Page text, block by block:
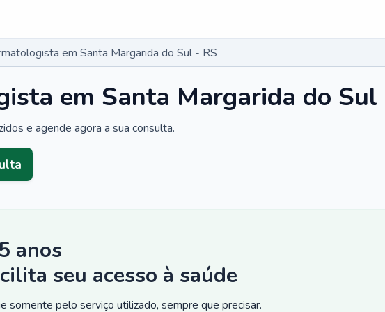
em Santa Margarida do Sul - RS
em Santa Margarida do Sul
e agende agora a sua consulta.
anos
seu acesso à saúde
somente pelo serviço utilizado, sempre que precisar.